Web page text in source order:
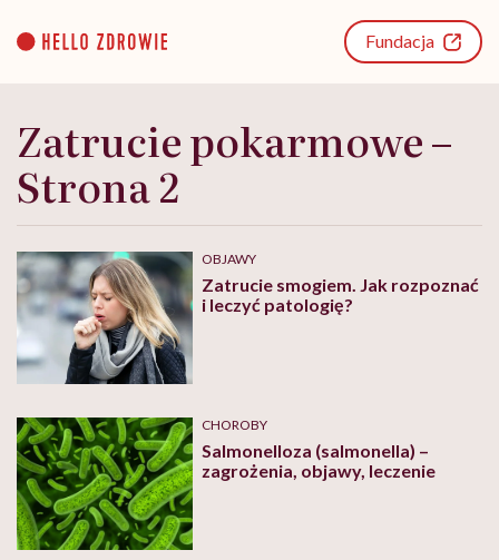
content
Fundacja
Zatrucie pokarmowe –
Strona 2
OBJAWY
Zatrucie smogiem. Jak rozpoznać
i leczyć patologię?
CHOROBY
Salmonelloza (salmonella) –
zagrożenia, objawy, leczenie